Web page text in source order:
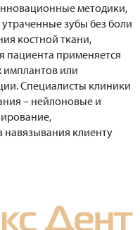
методики,
зубы без боли
костной ткани,
пациента применяется
имплантов или
Специалисты клиники
– нейлоновые и
навязывания клиенту